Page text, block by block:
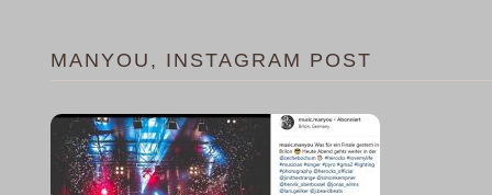
MANYOU, INSTAGRAM POST